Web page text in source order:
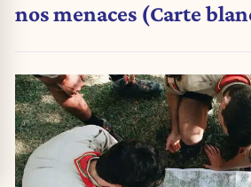
nos menaces (Carte